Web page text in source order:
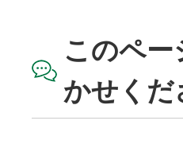
このペ
かせくだ